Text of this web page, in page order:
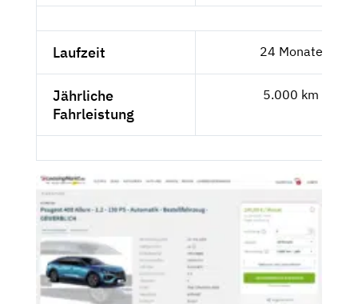
Laufzeit 24 Monate
Jährliche
Fahrleistung
5.000 km